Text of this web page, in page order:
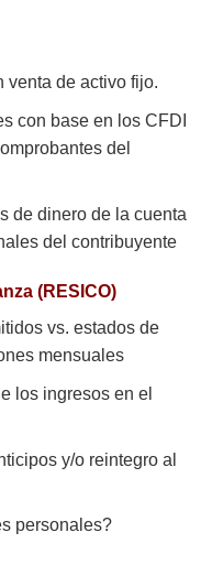
venta de activo fijo.
con base en los CFDI
del
de dinero de la cuenta
del contribuyente
(RESICO)
vs. estados de
mensuales
los ingresos en el
y/o reintegro al
personales?